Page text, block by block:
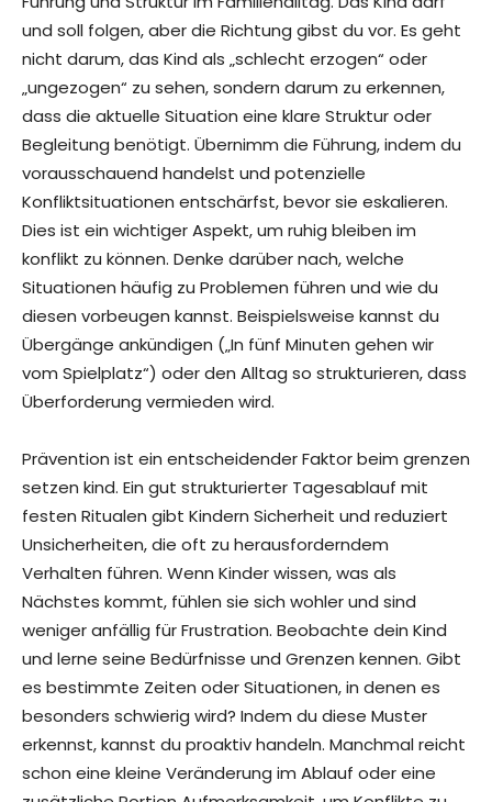
und soll folgen, aber die Richtung gibst du vor. Es geht
nicht darum, das Kind als „schlecht erzogen“ oder
„ungezogen“ zu sehen, sondern darum zu erkennen,
dass die aktuelle Situation eine klare Struktur oder
Begleitung benötigt. Übernimm die Führung, indem du
vorausschauend handelst und potenzielle
Konfliktsituationen entschärfst, bevor sie eskalieren.
Dies ist ein wichtiger Aspekt, um ruhig bleiben im
konflikt zu können. Denke darüber nach, welche
Situationen häufig zu Problemen führen und wie du
diesen vorbeugen kannst. Beispielsweise kannst du
Übergänge ankündigen („In fünf Minuten gehen wir
vom Spielplatz“) oder den Alltag so strukturieren, dass
Überforderung vermieden wird.
Prävention ist ein entscheidender Faktor beim grenzen
setzen kind. Ein gut strukturierter Tagesablauf mit
festen Ritualen gibt Kindern Sicherheit und reduziert
Unsicherheiten, die oft zu herausforderndem
Verhalten führen. Wenn Kinder wissen, was als
Nächstes kommt, fühlen sie sich wohler und sind
weniger anfällig für Frustration. Beobachte dein Kind
und lerne seine Bedürfnisse und Grenzen kennen. Gibt
es bestimmte Zeiten oder Situationen, in denen es
besonders schwierig wird? Indem du diese Muster
erkennst, kannst du proaktiv handeln. Manchmal reicht
schon eine kleine Veränderung im Ablauf oder eine